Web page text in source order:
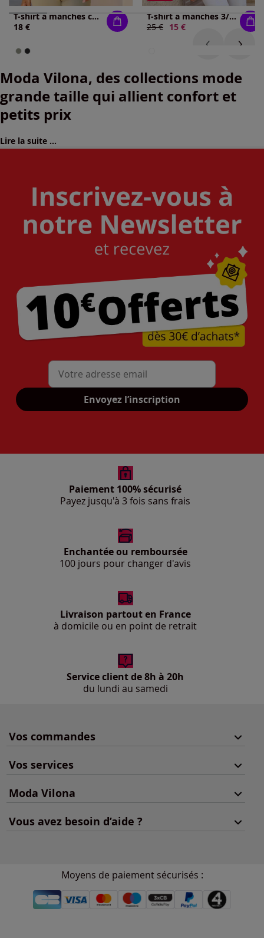
T-shirt à manches courtes superbe imprimé brillant
18 €
T-shirt à manches 3/4 bordures imprimées
Ancien prix :
25 € Nouveau prix :
15 €
Moda Vilona, des collections mode
grande taille qui allient confort et
petits prix
Lire la suite ...
Mon adresse mail
Envoyez l’inscription
Paiement 100% sécurisé
Payez jusqu'à 3 fois sans frais
Enchantée ou remboursée
100 jours pour changer d'avis
Livraison partout en France
à domicile ou en point de retrait
Service client de 8h à 20h
du lundi au samedi
Vos commandes
Vos services
Moda Vilona
Vous avez besoin d’aide ?
Moyens de paiement sécurisés :